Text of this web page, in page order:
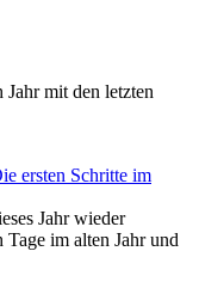
mit den letzten
ersten Schritte im
Jahr wieder
Tage im alten Jahr und